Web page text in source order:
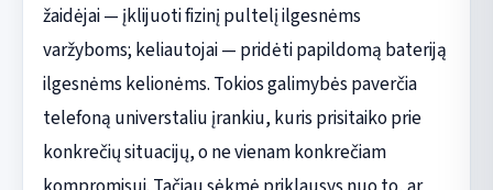
žaidėjai — įklijuoti fizinį pultelį ilgesnėms
varžyboms; keliautojai — pridėti papildomą bateriją
ilgesnėms kelionėms. Tokios galimybės paverčia
telefoną universtaliu įrankiu, kuris prisitaiko prie
konkrečių situacijų, o ne vienam konkrečiam